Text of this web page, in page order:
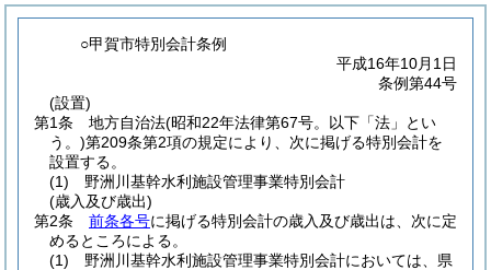
○甲賀市特別会計条例
平成16年10月1日
条例第44号
(設置)
第1条
地方自治法(昭和22年法律第67号。以下「法」とい
う。)第209条第2項の規定により、次に掲げる特別会計を
設置する。
(1)
野洲川基幹水利施設管理事業特別会計
(歳入及び歳出)
第2条
前条各号に掲げる特別会計の歳入及び歳出は、次に定
めるところによる。
(1)
野洲川基幹水利施設管理事業特別会計においては、県